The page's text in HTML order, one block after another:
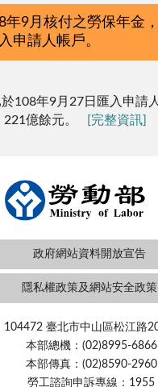
年9月核付之勞保年金
申請人帳戶。
108年9月27日匯入申請
221億餘元。
[完整資訊]
政府網站資料開放宣告
隱私權政策及網站安全政策
104472 臺北市中山區松江路
本部總機：(02)8995-6866
本部傳真：(02)8590-2960
勞工諮詢申訴專線：1955